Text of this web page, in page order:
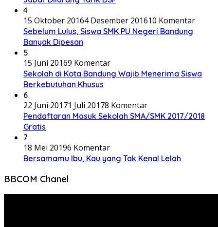
4
15 Oktober 20164 Desember 201610 Komentar
Sebelum Lulus, Siswa SMK PU Negeri Bandung
Banyak Dipesan
5
15 Juni 20169 Komentar
Sekolah di Kota Bandung Wajib Menerima Siswa
Berkebutuhan Khusus
6
22 Juni 20171 Juli 20178 Komentar
Pendaftaran Masuk Sekolah SMA/SMK 2017/2018
Gratis
7
18 Mei 20196 Komentar
Bersamamu Ibu, Kau yang Tak Kenal Lelah
BBCOM Chanel